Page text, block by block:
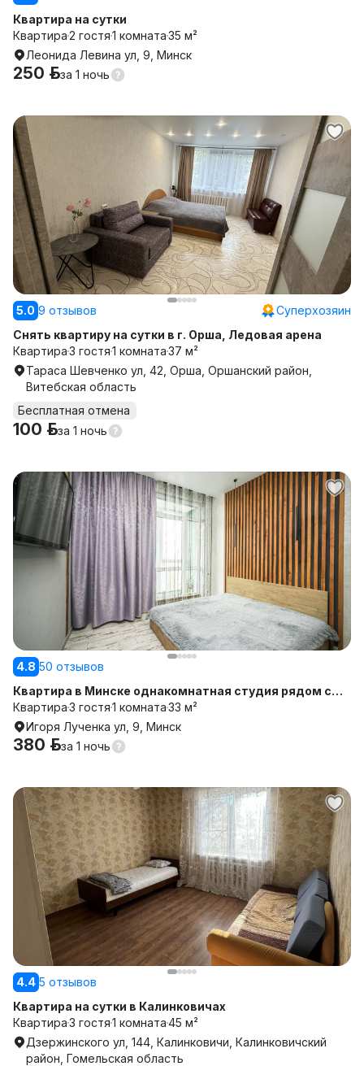
Квартира на сутки
Квартира2 гостя1 комната35 м²
Леонида Левина ул, 9, Минск
250 р.за 1 ночь
5.0 9 отзывов
Суперхозяин
Снять квартиру на сутки в г. Орша, Ледовая арена
Квартира3 гостя1 комната37 м²
Тараса Шевченко ул, 42, Орша, Оршанский район,
Витебская область
Бесплатная отмена
100 р.за 1 ночь
4.8 50 отзывов
Квартира в Минске однакомнатная студия рядом с
ЖД
Квартира3 гостя1 комната33 м²
Игоря Лученка ул, 9, Минск
380 р.за 1 ночь
4.4 5 отзывов
Квартира на сутки в Калинковичах
Квартира3 гостя1 комната45 м²
Дзержинского ул, 144, Калинковичи, Калинковичский
район, Гомельская область